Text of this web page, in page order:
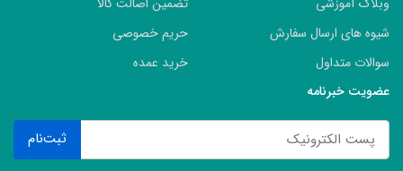
شیوه های ارسال سفارش
سوالات متداول
حریم خصوصی
خرید عمده
عضویت خبرنامه
ثبت‌نام